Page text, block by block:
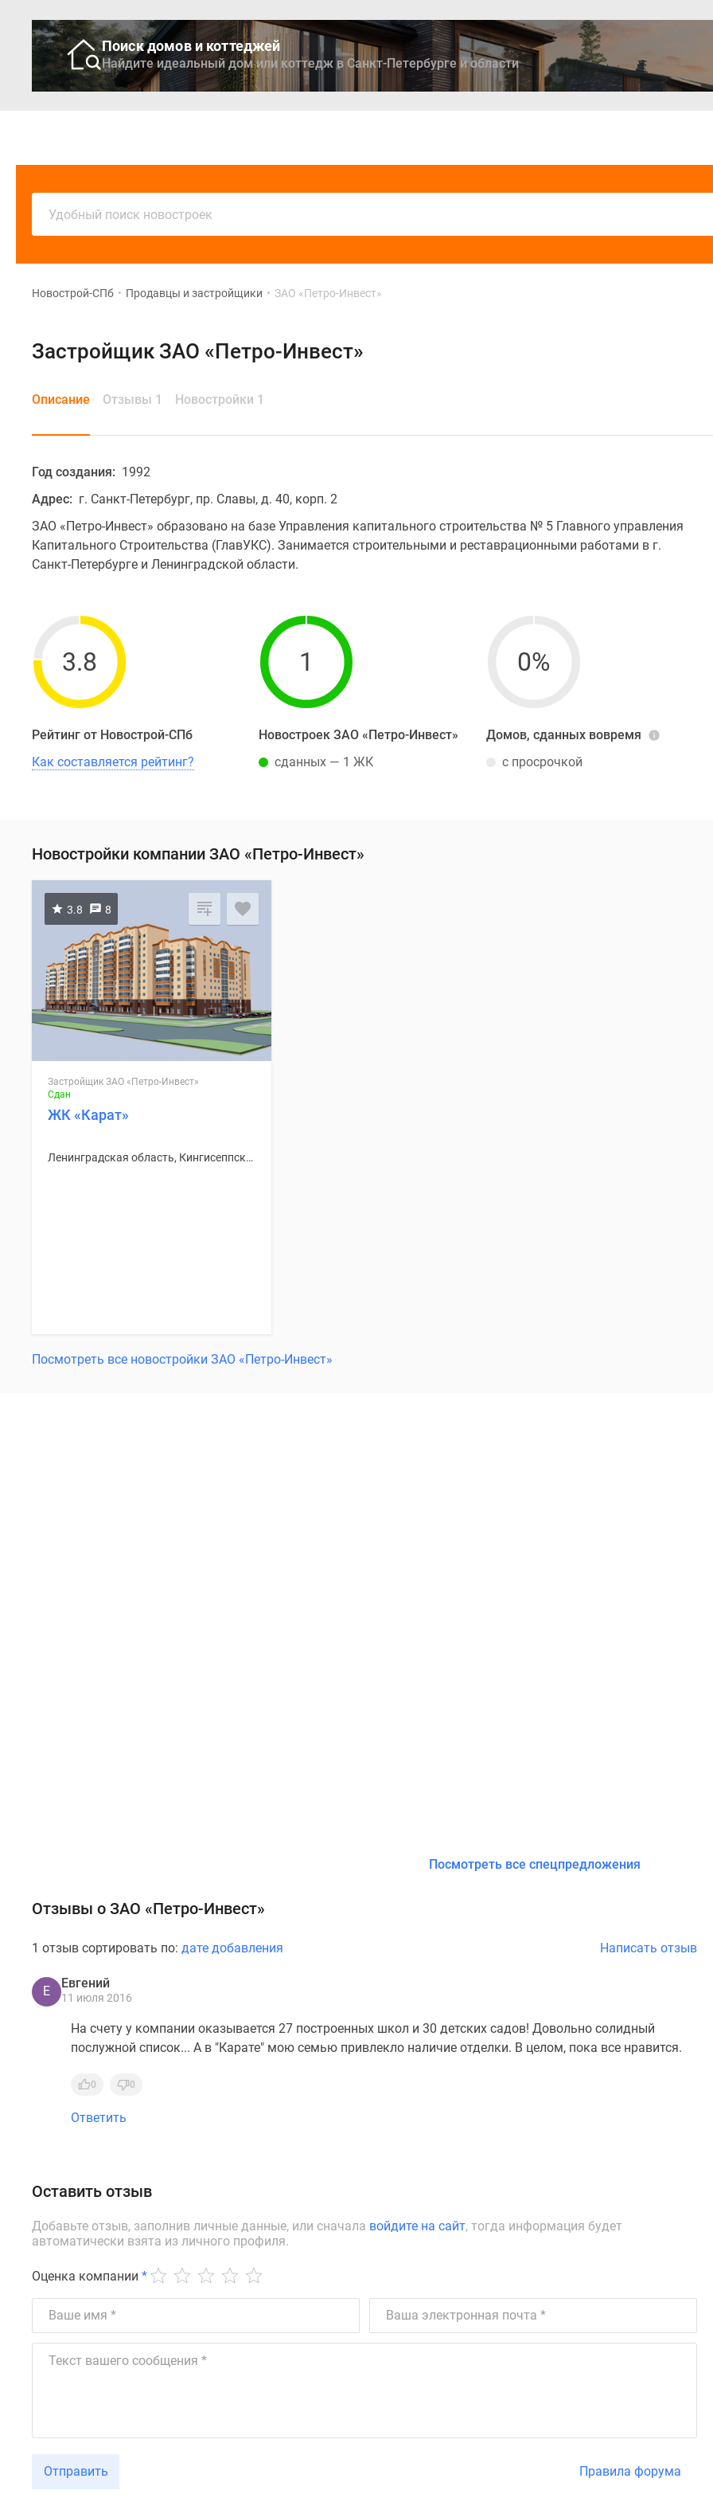
Поиск домов и коттеджей
Найдите идеальный дом или коттедж в Санкт-Петербурге и области
Удобный поиск новостроек
Новострой-СПб • Продавцы и застройщики • ЗАО «Петро-Инвест»
Застройщик ЗАО «Петро-Инвест»
Описание Отзывы 1 Новостройки 1
Год создания: 1992
Адрес: г. Санкт-Петербург, пр. Славы, д. 40, корп. 2
ЗАО «Петро-Инвест» образовано на базе Управления капитального строительства № 5 Главного управления
Капитального Строительства (ГлавУКС). Занимается строительными и реставрационными работами в г.
Санкт-Петербурге и Ленинградской области.
3.8
Рейтинг от Новострой-СПб
Как составляется рейтинг?
1
Новостроек ЗАО «Петро-Инвест»
сданных — 1 ЖК
0%
Домов, сданных вовремя
с просрочкой
Новостройки компании ЗАО «Петро-Инвест»
3.8 8
Застройщик ЗАО «Петро-Инвест»
Сдан
ЖК «Карат»
Ленинградская область, Кингисеппский район
Посмотреть все новостройки ЗАО «Петро-Инвест»
Посмотреть все спецпредложения
Отзывы о ЗАО «Петро-Инвест»
1 отзыв сортировать по: дате добавления Написать отзыв
Е
Евгений
11 июля 2016
На счету у компании оказывается 27 построенных школ и 30 детских садов! Довольно солидный
послужной список... А в "Карате" мою семью привлекло наличие отделки. В целом, пока все нравится.
0 0
Ответить
Оставить отзыв
Добавьте отзыв, заполнив личные данные, или сначала войдите на сайт, тогда информация будет
автоматически взята из личного профиля.
Оценка компании *
Отправить Правила форума